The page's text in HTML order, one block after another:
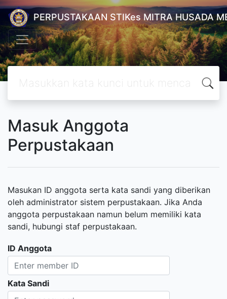
PERPUSTAKAAN STIKes MITRA HUSADA
Masuk Anggota
Perpustakaan
Masukan ID anggota serta kata sandi yang diberikan
oleh administrator sistem perpustakaan. Jika Anda
anggota perpustakaan namun belum memiliki kata
sandi, hubungi staf perpustakaan.
ID Anggota
Kata Sandi